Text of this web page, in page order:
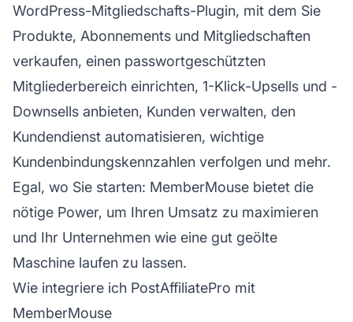
WordPress-Mitgliedschafts-Plugin, mit dem Sie
Produkte, Abonnements und Mitgliedschaften
verkaufen, einen passwortgeschützten
Mitgliederbereich einrichten, 1-Klick-Upsells und -
Downsells anbieten, Kunden verwalten, den
Kundendienst automatisieren, wichtige
Kundenbindungskennzahlen verfolgen und mehr.
Egal, wo Sie starten: MemberMouse bietet die
nötige Power, um Ihren Umsatz zu maximieren
und Ihr Unternehmen wie eine gut geölte
Maschine laufen zu lassen.
Wie integriere ich PostAffiliatePro mit
MemberMouse